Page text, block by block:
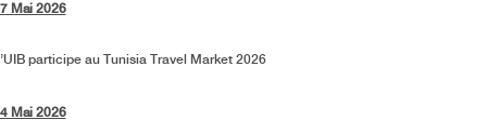
Mai 2026
participe au Tunisia Travel Market 2026
Mai 2026